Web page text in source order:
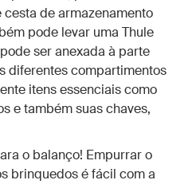
de armazenamento
pode levar uma Thule
ser anexada à parte
diferentes compartimentos
itens essenciais como
e também suas chaves,
o balanço! Empurrar o
brinquedos é fácil com a